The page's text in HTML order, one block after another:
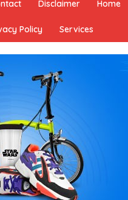
Disclaimer Home
Policy Services